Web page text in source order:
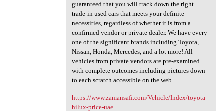
guaranteed that you will track down the right
trade-in used cars that meets your definite
necessities, regardless of whether it is from a
confirmed vendor or private dealer. We have every
one of the significant brands including Toyota,
Nissan, Honda, Mercedes, and a lot more! All
vehicles from private vendors are pre-examined
with complete outcomes including pictures down
to each scratch accessible on the web.
https://www.zamansafi.com/Vehicle/Index/toyota-
hilux-price-uae